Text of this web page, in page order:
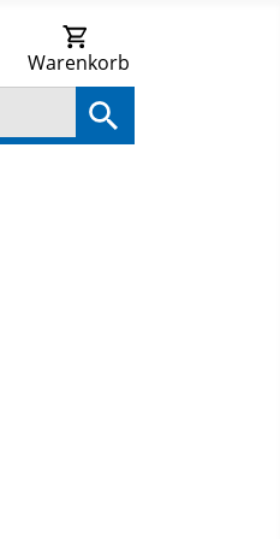
Warenkorb